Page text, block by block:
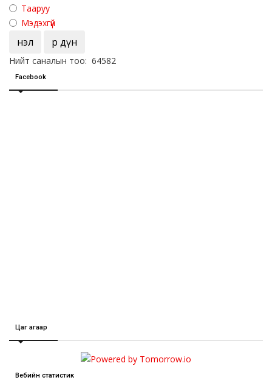
Тааруу
Мэдэхгүй
Үнэл Үр дүн
Нийт саналын тоо: 64582
Facebook
Цаг агаар
Вебийн статистик